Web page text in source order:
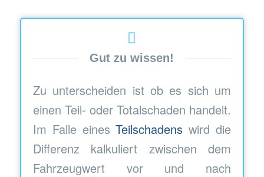
Gut zu wissen!
Zu unterscheiden ist ob es sich um
einen Teil- oder Totalschaden handelt.
Im Falle einesTeilschadens wird die
Differenz kalkuliert zwischen dem
Fahrzeugwert vor und nach